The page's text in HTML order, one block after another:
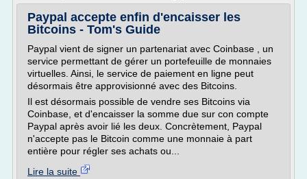
Paypal accepte enfin d'encaisser les
Bitcoins - Tom's Guide
Paypal vient de signer un partenariat avec Coinbase , un
service permettant de gérer un portefeuille de monnaies
virtuelles. Ainsi, le service de paiement en ligne peut
désormais être approvisionné avec des Bitcoins.
Il est désormais possible de vendre ses Bitcoins via
Coinbase, et d'encaisser la somme due sur con compte
Paypal après avoir lié les deux. Concrètement, Paypal
n'accepte pas le Bitcoin comme une monnaie à part
entière pour régler ses achats ou...
Lire la suite